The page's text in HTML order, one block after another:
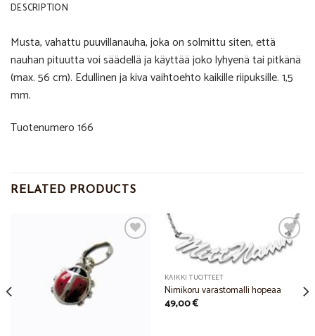
DESCRIPTION
Musta, vahattu puuvillanauha, joka on solmittu siten, että
nauhan pituutta voi säädellä ja käyttää joko lyhyenä tai pitkänä
(max. 56 cm). Edullinen ja kiva vaihtoehto kaikille riipuksille. 1,5
mm.
Tuotenumero 166
RELATED PRODUCTS
KAIKKI TUOTTEET
Nimikoru varastomalli hopeaa
49,00€